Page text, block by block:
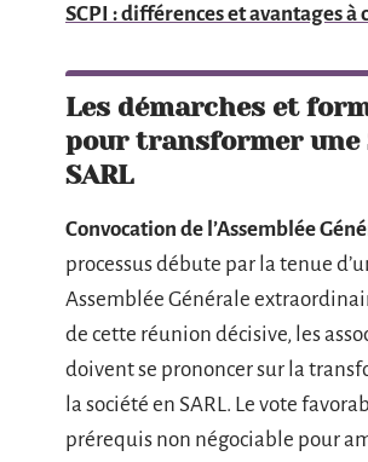
SCPI : différences et avantages à
Les démarches et
pour transformer une
SARL
Convocation de l’Assemblée
processus débute par la tenue
Assemblée Générale
de cette réunion décisive, les
doivent se prononcer sur la
la société en SARL. Le vote
prérequis non négociable pour